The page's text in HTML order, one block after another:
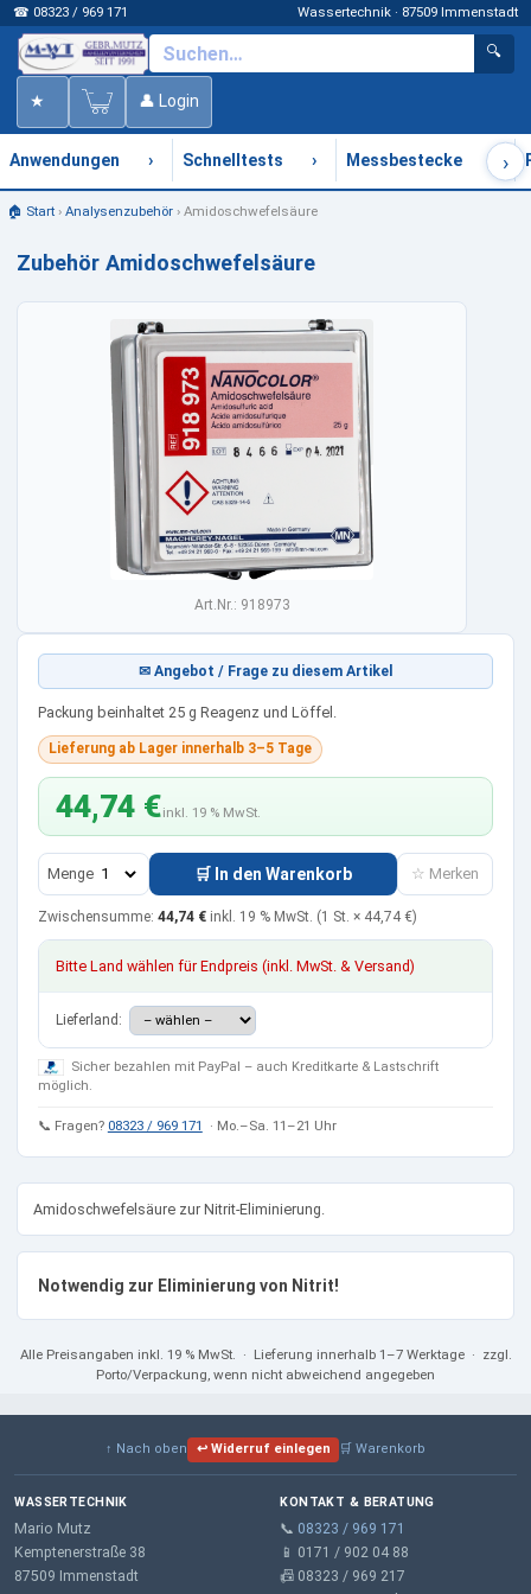
☎ 08323 / 969 171 Wassertechnik · 87509 Immenstadt
🔍
★ 👤 Login
Anwendungen › Schnelltests › Messbestecke ›
🏠 Start› Analysenzubehör› Amidoschwefelsäure
Zubehör Amidoschwefelsäure
Art.Nr.: 918973
✉ Angebot / Frage zu diesem Artikel
Packung beinhaltet 25 g Reagenz und Löffel.
Lieferung ab Lager innerhalb 3–5 Tage
44,74 €inkl. 19 % MwSt.
Menge 🛒 In den Warenkorb ☆ Merken
Zwischensumme: 44,74 € inkl. 19 % MwSt. (1 St. × 44,74 €)
Bitte Land wählen für Endpreis (inkl. MwSt. & Versand)
Lieferland:
Sicher bezahlen mit PayPal – auch Kreditkarte & Lastschrift
möglich.
📞 Fragen? 08323 / 969 171 · Mo.–Sa. 11–21 Uhr
Amidoschwefelsäure zur Nitrit-Eliminierung.
Notwendig zur Eliminierung von Nitrit!
Alle Preisangaben inkl. 19 % MwSt. · Lieferung innerhalb 1–7 Werktage · zzgl.
Porto/Verpackung, wenn nicht abweichend angegeben
↑ Nach oben ↩ Widerruf einlegen 🛒 Warenkorb
WASSERTECHNIK
Mario Mutz
Kemptenerstraße 38
87509 Immenstadt
KONTAKT & BERATUNG
📞 08323 / 969 171
📱 0171 / 902 04 88
📠 08323 / 969 217